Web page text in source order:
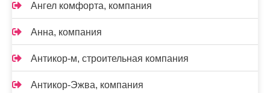
Ангел комфорта, компания
Анна, компания
Антикор-м, строительная компания
Антикор-Эжва, компания